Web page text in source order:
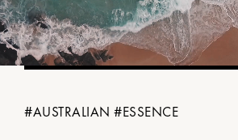
Video
#AUSTRALIAN #ESSENCE